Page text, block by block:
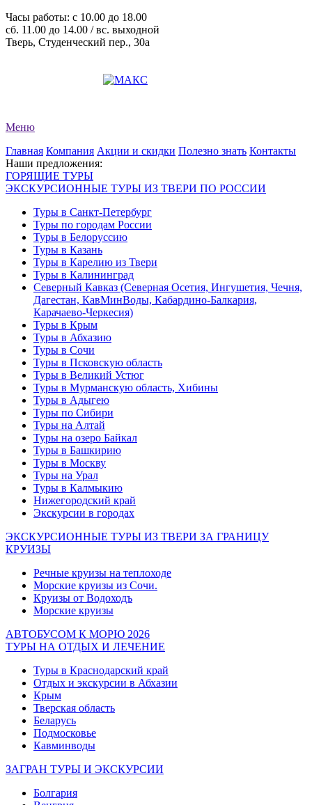
Часы работы: c 10.00 до 18.00
сб. 11.00 до 14.00 / вс. выходной
Тверь, Студенческий пер., 30а
Меню
Главная Компания Акции и скидки Полезно знать Контакты
Наши предложения:
ГОРЯЩИЕ ТУРЫ
ЭКСКУРСИОННЫЕ ТУРЫ ИЗ ТВЕРИ ПО РОССИИ
Туры в Санкт-Петербург
Туры по городам России
Туры в Белоруссию
Туры в Казань
Туры в Карелию из Твери
Туры в Калининград
Северный Кавказ (Северная Осетия, Ингушетия, Чечня,
Дагестан, КавМинВоды, Кабардино-Балкария,
Карачаево-Черкесия)
Туры в Крым
Туры в Абхазию
Туры в Сочи
Туры в Псковскую область
Туры в Великий Устюг
Туры в Мурманскую область, Хибины
Туры в Адыгею
Туры по Сибири
Туры на Алтай
Туры на озеро Байкал
Туры в Башкирию
Туры в Москву
Туры на Урал
Туры в Калмыкию
Нижегородский край
Экскурсии в городах
ЭКСКУРСИОННЫЕ ТУРЫ ИЗ ТВЕРИ ЗА ГРАНИЦУ
КРУИЗЫ
Речные круизы на теплоходе
Морские круизы из Сочи.
Круизы от Водоходъ
Морские круизы
АВТОБУСОМ К МОРЮ 2026
ТУРЫ НА ОТДЫХ И ЛЕЧЕНИЕ
Туры в Краснодарский край
Отдых и экскурсии в Абхазии
Крым
Тверская область
Беларусь
Подмосковье
Кавминводы
ЗАГРАН ТУРЫ И ЭКСКУРСИИ
Болгария